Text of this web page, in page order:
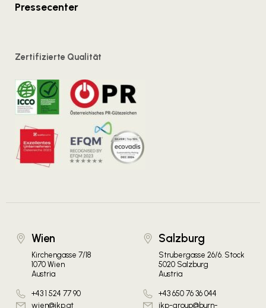
Pressecenter
Zertifizierte Qualität
Wien
Kirchengasse 7/18
1070 Wien
Austria
+43 1 524 77 90
wien@ikp.at
Salzburg
Strubergasse 26/6. Stock
5020 Salzburg
Austria
+43 650 76 36 044
ikp-group@burn-